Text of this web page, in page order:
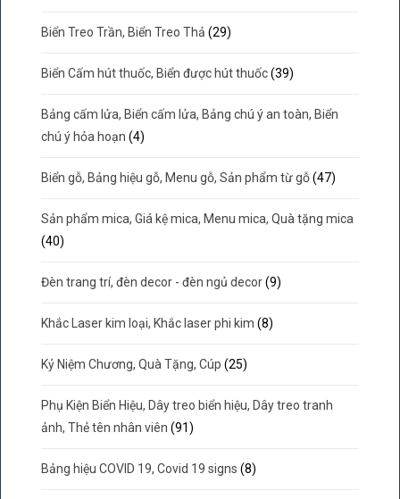
Biển Treo Trần, Biển Treo Thả (29)
Biển Cấm hút thuốc, Biển được hút thuốc (39)
Bảng cấm lửa, Biển cấm lửa, Bảng chú ý an toàn, Biển
chú ý hỏa hoạn (4)
Biển gỗ, Bảng hiệu gỗ, Menu gỗ, Sản phẩm từ gỗ (47)
Sản phẩm mica, Giá kệ mica, Menu mica, Quà tặng mica
(40)
Đèn trang trí, đèn decor - đèn ngủ decor (9)
Khắc Laser kim loại, Khắc laser phi kim (8)
Kỷ Niệm Chương, Quà Tặng, Cúp (25)
Phụ Kiện Biển Hiệu, Dây treo biển hiệu, Dây treo tranh
ảnh, Thẻ tên nhân viên (91)
Bảng hiệu COVID 19, Covid 19 signs (8)